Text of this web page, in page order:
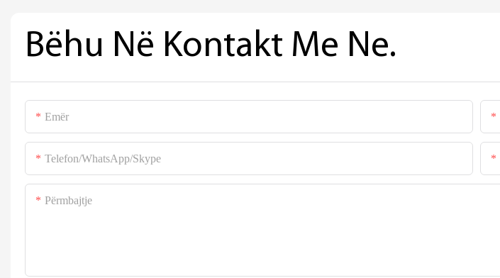
Bëhu Në Kontakt Me Ne.
Emër
Telefon/WhatsApp/Skype
Përmbajtje